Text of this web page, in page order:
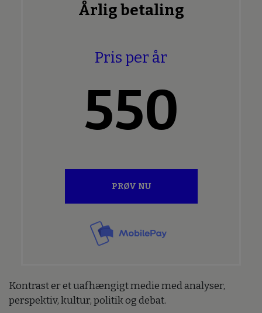
Årlig betaling
Pris per år
550
PRØV NU
Kontrast er et uafhængigt medie med analyser,
perspektiv, kultur, politik og debat.